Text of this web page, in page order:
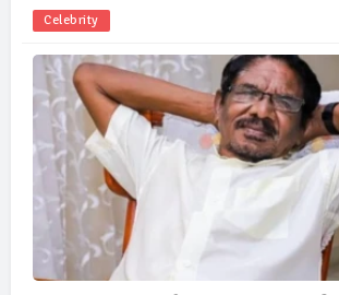
Celebrity